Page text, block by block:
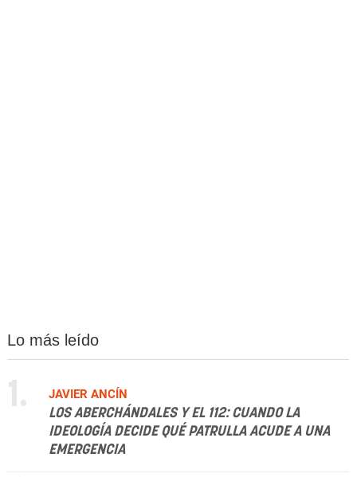
Lo más leído
1.
JAVIER ANCÍN
LOS ABERCHÁNDALES Y EL 112: CUANDO LA
IDEOLOGÍA DECIDE QUÉ PATRULLA ACUDE A UNA
EMERGENCIA